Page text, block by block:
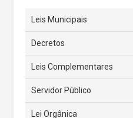
Leis Municipais
Decretos
Leis Complementares
Servidor Público
Lei Orgânica